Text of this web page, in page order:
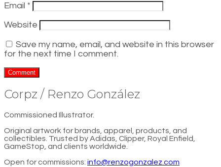
Email *
Website
Save my name, email, and website in this browser
for the next time I comment.
Corpz / Renzo González
Commissioned Illustrator.
Original artwork for brands, apparel, products, and
collectibles. Trusted by Adidas, Clipper, Royal Enfield,
GameStop, and clients worldwide.
Open for commissions: info@renzogonzalez.com